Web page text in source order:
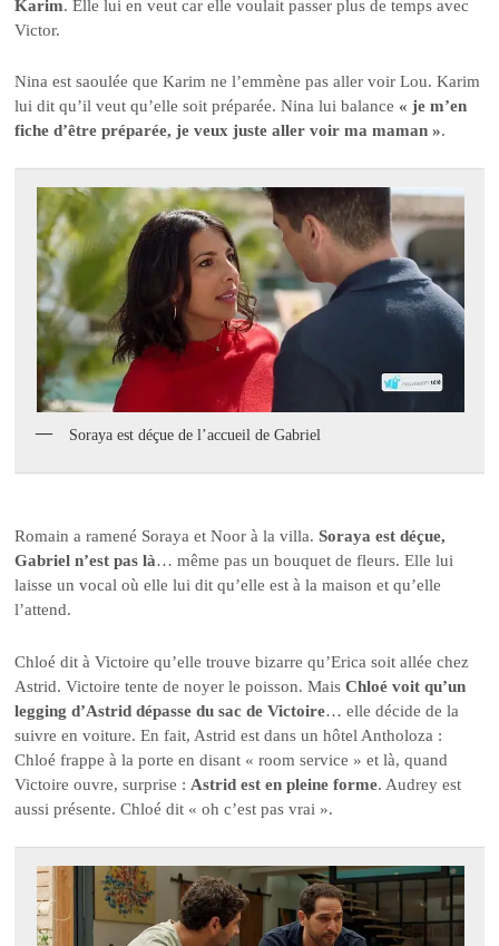
Karim. Elle lui en veut car elle voulait passer plus de temps avec
Victor.
Nina est saoulée que Karim ne l’emmène pas aller voir Lou. Karim
lui dit qu’il veut qu’elle soit préparée. Nina lui balance « je m’en
fiche d’être préparée, je veux juste aller voir ma maman ».
Soraya est déçue de l’accueil de Gabriel
Romain a ramené Soraya et Noor à la villa.Soraya est déçue,
Gabriel n’est pas là… même pas un bouquet de fleurs. Elle lui
laisse un vocal où elle lui dit qu’elle est à la maison et qu’elle
l’attend.
Chloé dit à Victoire qu’elle trouve bizarre qu’Erica soit allée chez
Astrid. Victoire tente de noyer le poisson. MaisChloé voit qu’un
legging d’Astrid dépasse du sac de Victoire… elle décide de la
suivre en voiture. En fait, Astrid est dans un hôtel Antholoza :
Chloé frappe à la porte en disant « room service » et là, quand
Victoire ouvre, surprise : Astrid est en pleine forme. Audrey est
aussi présente. Chloé dit « oh c’est pas vrai ».